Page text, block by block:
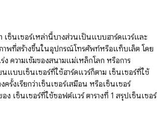
เซ็นเซอร์เหล่านี้บางส่วนเป็นแบบฮาร์ดแวร์และ
าพที่สร้างขึ้นในอุปกรณ์โทรศัพท์หรือแท็บเล็ต โดย
ความเข้มของสนามแม่เหล็กโลก หรือการ
แบบเซ็นเซอร์ที่ใช้ฮาร์ดแวร์ก็ตาม เซ็นเซอร์ที่ใช้
รั้งเรียกว่าเซ็นเซอร์เสมือน หรือเซ็นเซอร์
ง เซ็นเซอร์ที่ใช้ซอฟต์แวร์ ตารางที่ 1 สรุปเซ็นเซอร์